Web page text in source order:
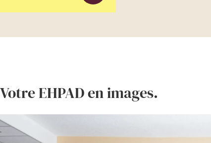
Votre EHPAD en images.